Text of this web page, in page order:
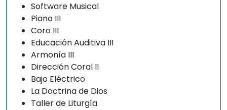
Software Musical
Piano III
Coro III
Educación Auditiva III
Armonía III
Dirección Coral II
Bajo Eléctrico
La Doctrina de Dios
Taller de Liturgía